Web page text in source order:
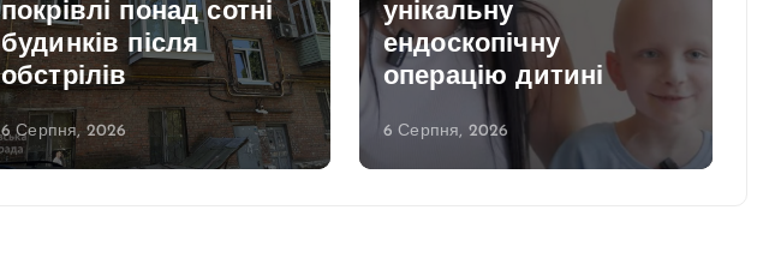
покрівлі понад сотні
будинків після
обстрілів
6 Серпня, 2026
унікальну
ендоскопічну
операцію дитині
6 Серпня, 2026